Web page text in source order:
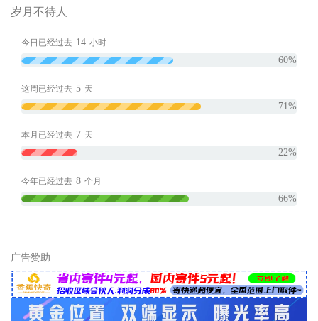
岁月不待人
今日已经过去 14 小时
60%
这周已经过去 5 天
71%
本月已经过去 7 天
22%
今年已经过去 8 个月
66%
广告赞助